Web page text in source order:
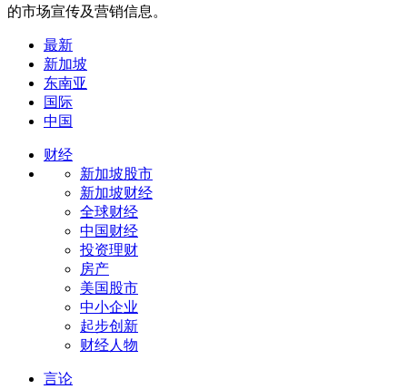
的市场宣传及营销信息。
最新
新加坡
东南亚
国际
中国
财经
新加坡股市
新加坡财经
全球财经
中国财经
投资理财
房产
美国股市
中小企业
起步创新
财经人物
言论